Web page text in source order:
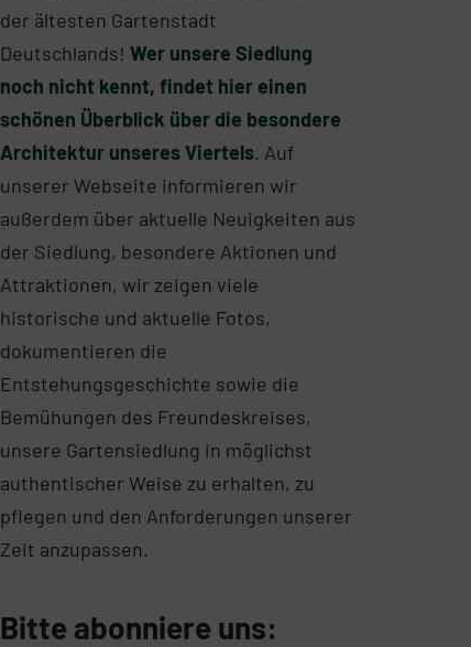
der ältesten Gartenstadt
Deutschlands! Wer unsere Siedlung
noch nicht kennt, findet hier einen
schönen Überblick über die besondere
Architektur unseres Viertels. Auf
unserer Webseite informieren wir
außerdem über aktuelle Neuigkeiten aus
der Siedlung, besondere Aktionen und
Attraktionen, wir zeigen viele
historische und aktuelle Fotos,
dokumentieren die
Entstehungsgeschichte sowie die
Bemühungen des Freundeskreises,
unsere Gartensiedlung in möglichst
authentischer Weise zu erhalten, zu
pflegen und den Anforderungen unserer
Zeit anzupassen.
Bitte abonniere uns: